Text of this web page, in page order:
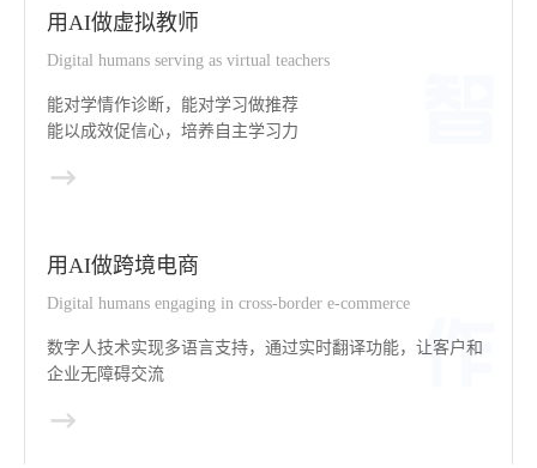
用AI做虚拟教师
Digital humans serving as virtual teachers
能对学情作诊断，能对学习做推荐
能以成效促信心，培养自主学习力
用AI做跨境电商
Digital humans engaging in cross-border e-commerce
数字人技术实现多语言支持，通过实时翻译功能，让客户和
企业无障碍交流